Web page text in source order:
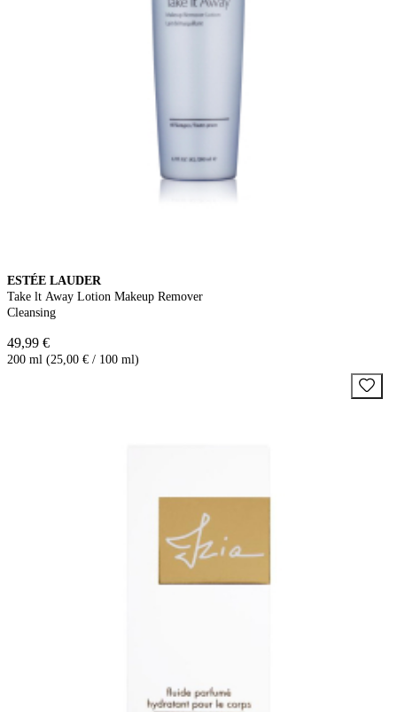
ESTÉE LAUDER
Take lt Away Lotion Makeup Remover
Cleansing
49,99 €
200 ml (25,00 € / 100 ml)